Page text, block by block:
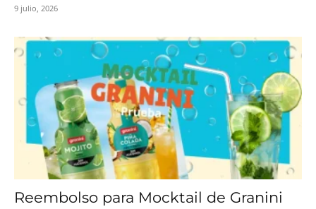
9 julio, 2026
Reembolso para Mocktail de Granini